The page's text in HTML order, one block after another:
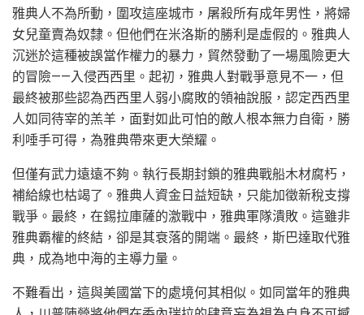
雅典人不為所動，圍攻這座城市，屠殺所有成年男性，將婦
女兒童賣為奴隸。但他們在米洛斯的勝利是虛假的。雅典人
沉迷於這種被誤當作權力的暴力，貿然發動了一場風險更大
的冒險——入侵西西里。起初，雅典人對戰爭意見不一，但
最終被那些認為西西里人弱小腐敗的領袖說服，認定西西里
人如同待宰的羔羊，面對如此可怕的敵人根本無力自衛，勝
利唾手可得，為雅典帶來更大榮耀。
但僅有武力遠遠不夠。執行長期封鎖的雅典戰船木材腐朽，
補給線也枯竭了。雅典人資金日益短缺，只能加徵新稅支撐
戰爭。最終，在錫拉庫薩的激戰中，雅典軍隊潰敗。這雖非
雅典霸權的終結，卻是其衰落的開端。最終，斯巴達取代雅
典，成為地中海的主導力量。
不難看出，這與美國當下的處境何其相似。如同當年的雅典